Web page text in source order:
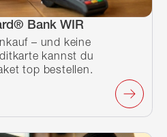
Bank WIR
– und keine
kannst du
top bestellen.